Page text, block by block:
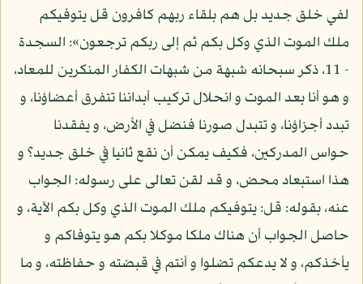
لفي خلق جديد بل هم بلقاء ربهم كافرون قل يتوفيكم
ملك الموت الذي وكل بكم ثم إلى ربكم ترجعون»: السجدة
- 11، ذكر سبحانه شبهة من شبهات الكفار المنكرين للمعاد،
و هو أنا بعد الموت و انحلال تركيب أبداننا تتفرق أعضاؤنا، و
تبدد أجزاؤنا، و تتبدل صورنا فنضل في الأرض، و يفقدنا
حواس المدركين، فكيف يمكن أن نقع ثانيا في خلق جديد؟ و
هذا استبعاد محض، و قد لقن تعالى على رسوله: الجواب
عنه، بقوله: قل: يتوفيكم ملك الموت الذي وكل بكم الآية، و
حاصل الجواب أن هناك ملكا موكلا بكم هو يتوفاكم و
يأخذكم، و لا يدعكم تضلوا و أنتم في قبضته و حفاظته، و ما